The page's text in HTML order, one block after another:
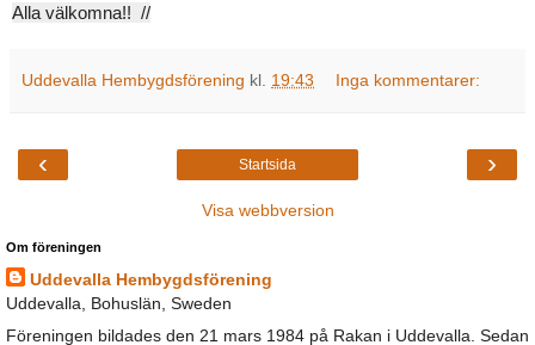
Alla välkomna!! //
Uddevalla Hembygdsförening kl. 19:43 Inga kommentarer:
‹ ›
Startsida
Visa webbversion
Om föreningen
Uddevalla Hembygdsförening
Uddevalla, Bohuslän, Sweden
Föreningen bildades den 21 mars 1984 på Rakan i Uddevalla. Sedan